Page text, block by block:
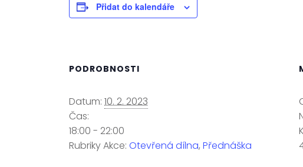
Přidat do kalendáře
PODROBNOSTI
Datum: 10. 2. 2023
Čas:
18:00 - 22:00
Rubriky Akce: Otevřená dílna, Přednáška